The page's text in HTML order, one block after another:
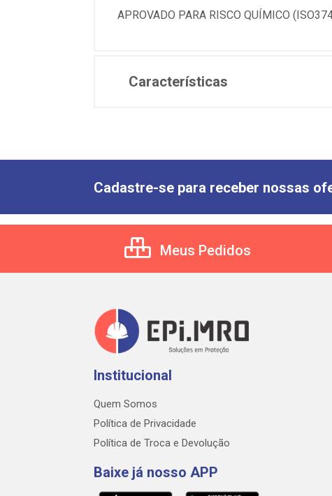
APROVADO PARA RISCO QUÍMICO
Características
Cadastre-se para receber nossas
Meus Pedidos
Institucional
Quem Somos
Política de Privacidade
Política de Troca e Devolução
Baixe já nosso APP